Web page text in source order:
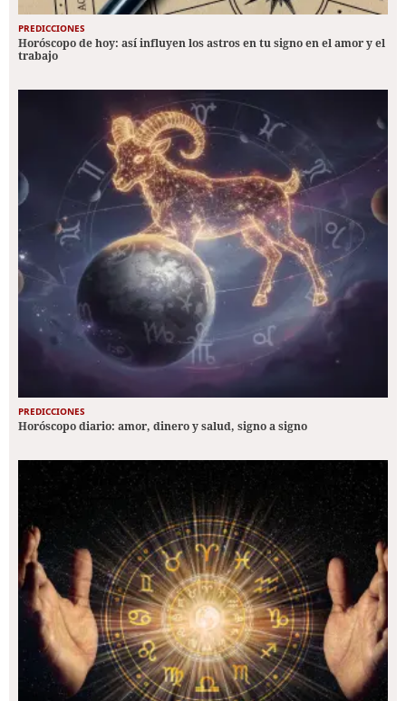
PREDICCIONES
Horóscopo de hoy: así influyen los astros en tu signo en el amor y el
trabajo
PREDICCIONES
Horóscopo diario: amor, dinero y salud, signo a signo